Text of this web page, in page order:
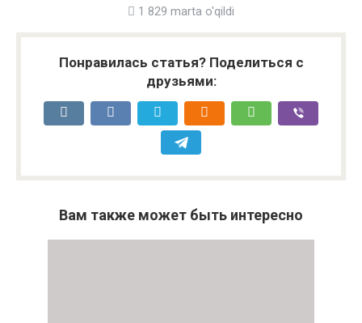
1 829 marta o'qildi
Понравилась статья? Поделиться с
друзьями:
Вам также может быть интересно